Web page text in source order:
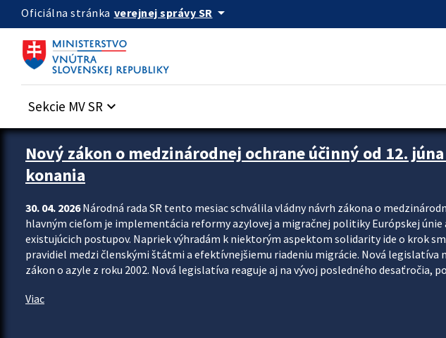
Preskocit na hlavný obsah
Oficiálna stránka verejnej správy SR arrow_drop_down
Sekcie MV SR keyboard_arrow_down
Zastavit automatický posun upútavok
Nový zákon o medzinárodnej ochrane účinný od 12.
konania
30. 04. 2026Národná rada SR tento mesiac schválila vládny návrh zákona o
hlavným cieľom je implementácia reformy azylovej a migračnej politiky Európskej únie
existujúcich postupov. Napriek výhradám k niektorým aspektom solidarity ide o krok
pravidiel medzi členskými štátmi a efektívnejšiemu riadeniu migrácie. Nová legislatíva
zákon o azyle z roku 2002. Nová legislatíva reaguje aj na vývoj posledného desaťročia,
Viac